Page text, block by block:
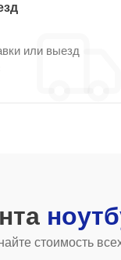
или выезд
стоимость